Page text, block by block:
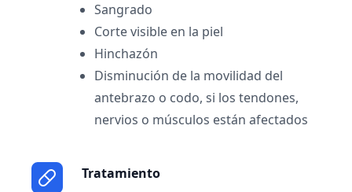
Sangrado
Corte visible en la piel
Hinchazón
Disminución de la movilidad del
antebrazo o codo, si los tendones,
nervios o músculos están afectados
Tratamiento